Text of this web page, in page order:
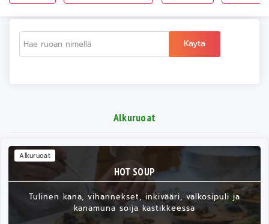
Käytä
Alkuruoat
HOT SOUP
Tulinen kana, vihannekset, inkivääri, valkosipuli ja
kanamuna soija kastikkeessa
Alkuruoat